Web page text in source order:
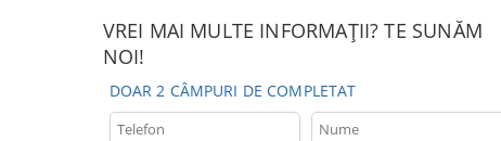
VREI MAI MULTE INFORMAȚII? TE SUNĂM
NOI!
DOAR 2 CÂMPURI DE COMPLETAT